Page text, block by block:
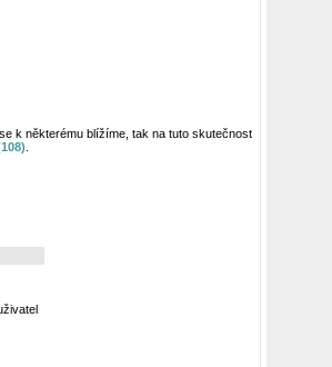
k některému blížíme, tak na tuto skutečnost